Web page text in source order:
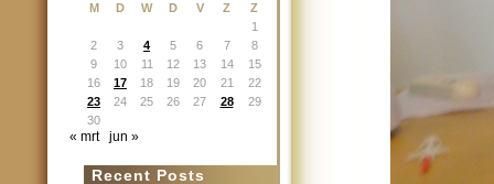
M D W D V Z
Z
1
2
3 4 5 6 7
8
9
10 11 12 13 14
15
16
17 18 19 20 21
22
23
24 25 26 27 28
29
30
« mrt jun »
Recent Posts